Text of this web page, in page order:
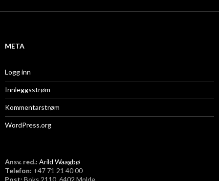
i
META
Logg inn
Innleggsstrøm
Kommentarstrøm
WordPress.org
Ansv. red.: Arild Waagbø
Telefon: ​+47 71 21 40 00
Post: Boks 2110, 6402 Molde